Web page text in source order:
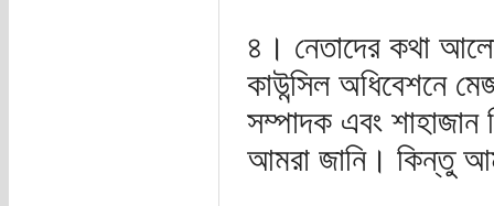
৪। নেতাদের কথা
কাউন্সিল অধিবেশনে
সম্পাদক এবং শাহাজান
আমরা জানি। কিন্তু